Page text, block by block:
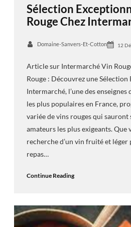
Sélection
Rouge Chez
Domaine-Sanvers-Et-Cotton 12
Article sur Intermarché Vin
Rouge : Découvrez une
Intermarché, l’une des
les plus populaires en France,
variée de vins rouges qui sauront
amateurs les plus exigeants. Que
recherche d’un vin fruité et
repas…
Continue Reading